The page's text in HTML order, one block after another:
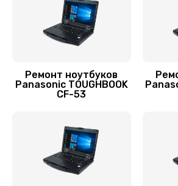
500 руб.
Установка драйверов
Ремонт ноутбуков
Panasonic TOUGHBOOK
CF-53